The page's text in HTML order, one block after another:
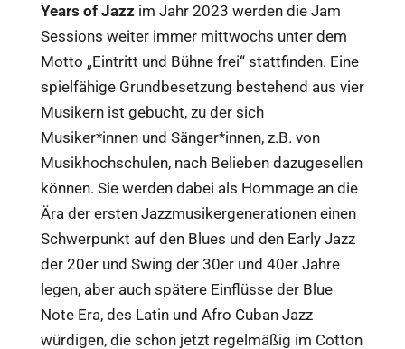
Years of Jazz im Jahr 2023 werden die Jam
Sessions weiter immer mittwochs unter dem
Motto „Eintritt und Bühne frei“ stattfinden. Eine
spielfähige Grundbesetzung bestehend aus vier
Musikern ist gebucht, zu der sich
Musiker*innen und Sänger*innen, z.B. von
Musikhochschulen, nach Belieben dazugesellen
können. Sie werden dabei als Hommage an die
Ära der ersten Jazzmusikergenerationen einen
Schwerpunkt auf den Blues und den Early Jazz
der 20er und Swing der 30er und 40er Jahre
legen, aber auch spätere Einflüsse der Blue
Note Era, des Latin und Afro Cuban Jazz
würdigen, die schon jetzt regelmäßig im Cotton